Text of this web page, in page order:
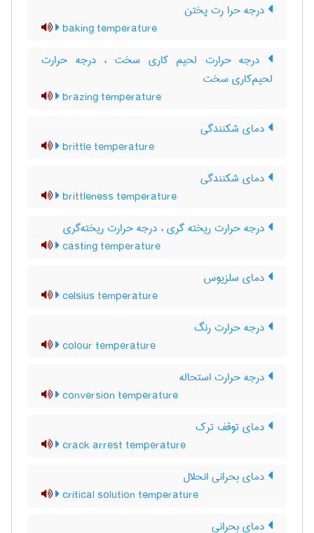
درجه حرا رت پختن
baking temperature
درجه حرارت لحیم کاری سخت ، درجه حرارت
لحیم‌کاری سخت
brazing temperature
دمای شکنندگی
brittle temperature
دمای شکنندگی
brittleness temperature
درجه حرارت ریخته گری ، درجه حرارت ریخته‌گری
casting temperature
دمای سلزیوس
celsius temperature
درجه حرارت رنگ
colour temperature
درجه حرارت استحاله
conversion temperature
دمای توقف ترک
crack arrest temperature
دمای بحرانی انحلال
critical solution temperature
دمای بحرانی